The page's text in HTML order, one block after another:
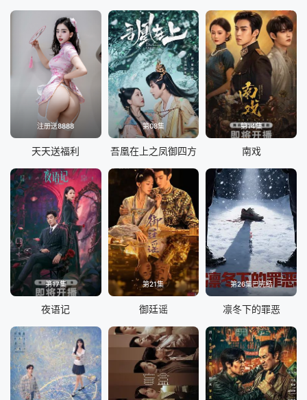
注册送8888
天天送福利
第08集
吾凰在上之凤御四方
第14集
南戏
第17集
夜语记
第21集
御廷谣
第26集已完结
凛冬下的罪恶